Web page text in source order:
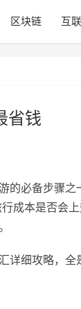
区块链 互
省钱
的必备步骤
成本是否会
细攻略，全